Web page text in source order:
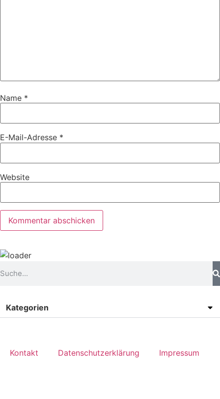
Name *
E-Mail-Adresse *
Website
Kategorien
Kontakt Datenschutzerklärung Impressum